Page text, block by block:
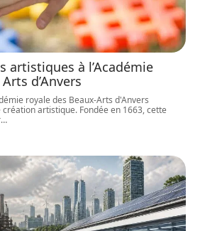
artistiques à l’Académie
d’Anvers
royale des Beaux-Arts d'Anvers
artistique. Fondée en 1663, cette
…